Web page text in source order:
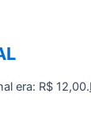
era: R$ 12,00.